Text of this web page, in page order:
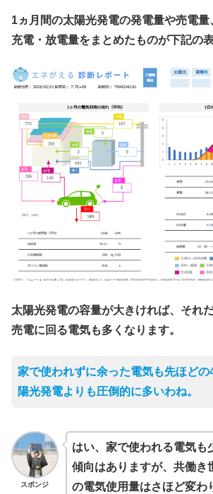
1ヵ月間の太陽光発電の発電量や売電
充電・放電量をまとめたものが下記の表
太陽光発電の容量が大きければ、それ
売電に回る電気も多くなります。
家で使われずに余った電気も先ほどの
陽光発電よりも圧倒的に多いわね。
スポンジ
はい、家で使われる電気も
傾向はありますが、共働き
の電気使用量はさほど変わ